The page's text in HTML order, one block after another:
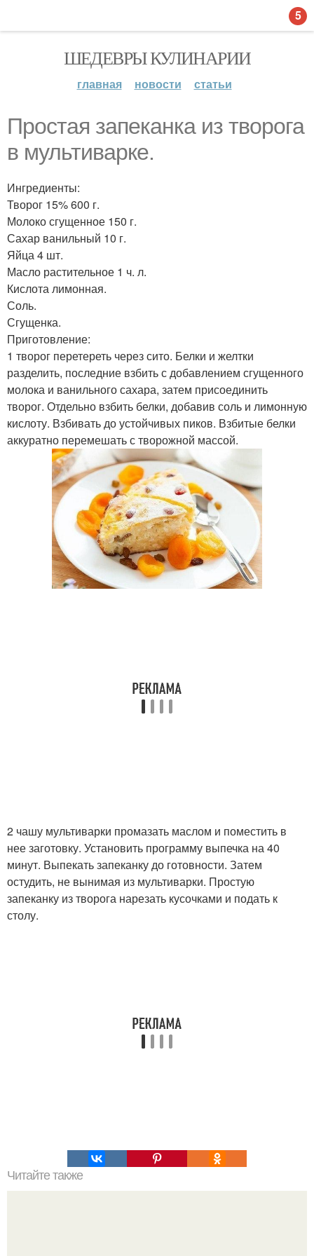
ШЕДЕВРЫ КУЛИНАРИИ
главная новости статьи
Простая запеканка из творога
в мультиварке.
Ингредиенты:
Творог 15% 600 г.
Молоко сгущенное 150 г.
Сахар ванильный 10 г.
Яйца 4 шт.
Масло растительное 1 ч. л.
Кислота лимонная.
Соль.
Сгущенка.
Приготовление:
1 творог перетереть через сито. Белки и желтки
разделить, последние взбить с добавлением сгущенного
молока и ванильного сахара, затем присоединить
творог. Отдельно взбить белки, добавив соль и лимонную
кислоту. Взбивать до устойчивых пиков. Взбитые белки
аккуратно перемешать с творожной массой.
2 чашу мультиварки промазать маслом и поместить в
нее заготовку. Установить программу выпечка на 40
минут. Выпекать запеканку до готовности. Затем
остудить, не вынимая из мультиварки. Простую
запеканку из творога нарезать кусочками и подать к
столу.
Читайте также
5